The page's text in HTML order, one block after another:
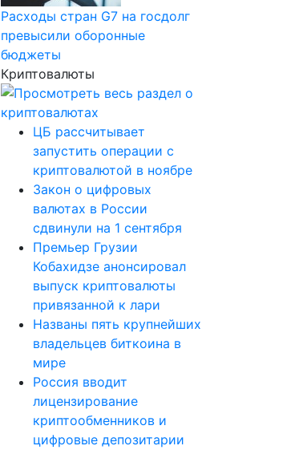
Расходы стран G7 на госдолг
превысили оборонные
бюджеты
Криптовалюты
ЦБ рассчитывает
запустить операции с
криптовалютой в ноябре
Закон о цифровых
валютах в России
сдвинули на 1 сентября
Премьер Грузии
Кобахидзе анонсировал
выпуск криптовалюты
привязанной к лари
Названы пять крупнейших
владельцев биткоина в
мире
Россия вводит
лицензирование
криптообменников и
цифровые депозитарии